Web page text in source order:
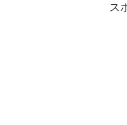
ス